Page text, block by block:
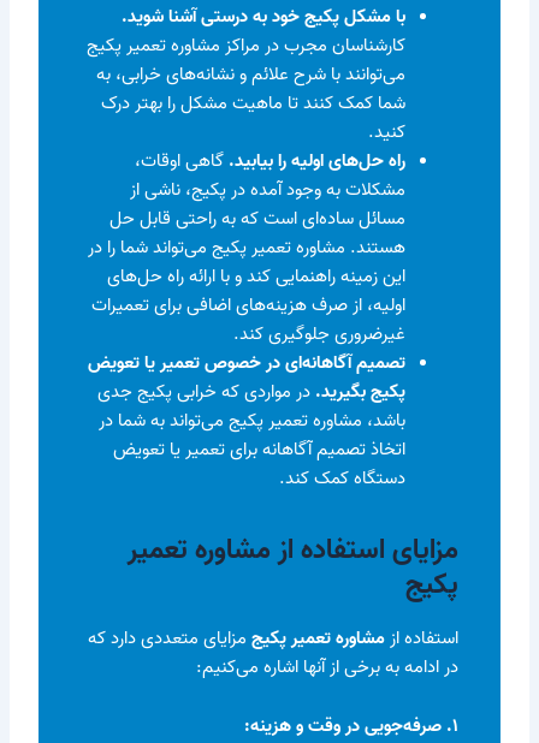
با مشکل پکیج خود به درستی آشنا شوید.
کارشناسان مجرب در مراکز مشاوره تعمیر پکیج
می‌توانند با شرح علائم و نشانه‌های خرابی، به
شما کمک کنند تا ماهیت مشکل را بهتر درک
کنید.
راه حل‌های اولیه را بیابید. گاهی اوقات،
مشکلات به وجود آمده در پکیج، ناشی از
مسائل ساده‌ای است که به راحتی قابل حل
هستند. مشاوره تعمیر پکیج می‌تواند شما را در
این زمینه راهنمایی کند و با ارائه راه حل‌های
اولیه، از صرف هزینه‌های اضافی برای تعمیرات
غیرضروری جلوگیری کند.
تصمیم آگاهانه‌ای در خصوص تعمیر یا تعویض
پکیج بگیرید. در مواردی که خرابی پکیج جدی
باشد، مشاوره تعمیر پکیج می‌تواند به شما در
اتخاذ تصمیم آگاهانه برای تعمیر یا تعویض
دستگاه کمک کند.
مزایای استفاده از مشاوره تعمیر
پکیج
استفاده ازمشاوره تعمیر پکیج مزایای متعددی دارد که
در ادامه به برخی از آنها اشاره می‌کنیم:
۱. صرفه‌جویی در وقت و هزینه: